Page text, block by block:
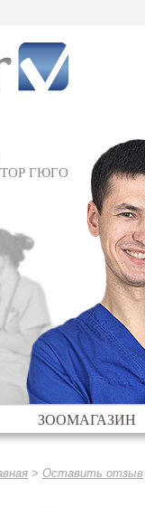
ГЮГО
ЗООМАГАЗИН
> Оставить отзыв